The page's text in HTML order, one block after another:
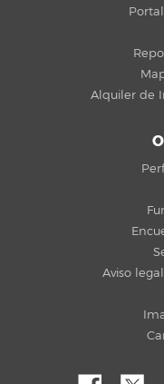
Alquiler de
Aviso